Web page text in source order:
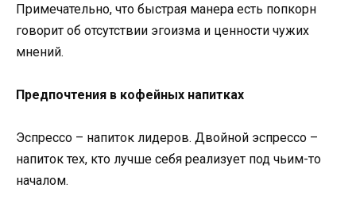
Примечательно, что быстрая манера есть попкорн
говорит об отсутствии эгоизма и ценности чужих
мнений.
Предпочтения в кофейных напитках
Эспрессо – напиток лидеров. Двойной эспрессо –
напиток тех, кто лучше себя реализует под чьим-то
началом.